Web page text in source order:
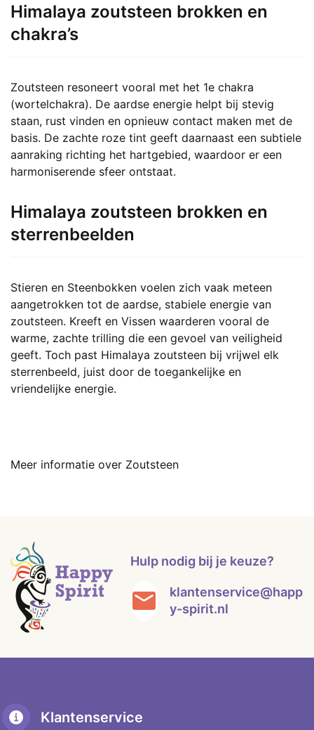
Himalaya zoutsteen brokken en
chakra’s
Zoutsteen resoneert vooral met het 1e chakra
(wortelchakra). De aardse energie helpt bij stevig
staan, rust vinden en opnieuw contact maken met de
basis. De zachte roze tint geeft daarnaast een subtiele
aanraking richting het hartgebied, waardoor er een
harmoniserende sfeer ontstaat.
Himalaya zoutsteen brokken en
sterrenbeelden
Stieren en Steenbokken voelen zich vaak meteen
aangetrokken tot de aardse, stabiele energie van
zoutsteen. Kreeft en Vissen waarderen vooral de
warme, zachte trilling die een gevoel van veiligheid
geeft. Toch past Himalaya zoutsteen bij vrijwel elk
sterrenbeeld, juist door de toegankelijke en
vriendelijke energie.
Meer informatie over Zoutsteen
Hulp nodig bij je keuze?
klantenservice@happ
y-spirit.nl
Klantenservice